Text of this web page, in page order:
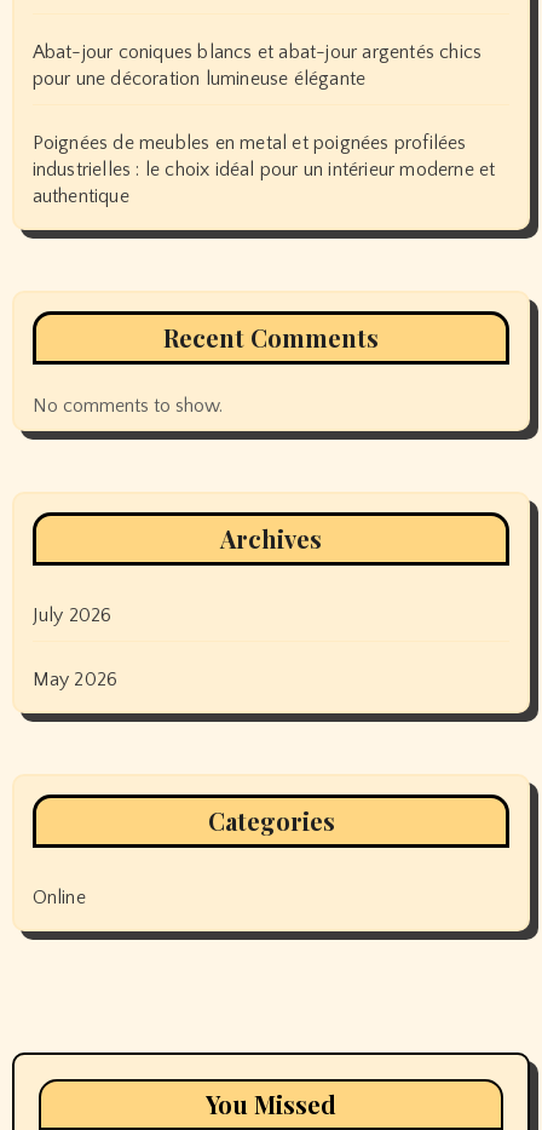
Abat-jour coniques blancs et abat-jour argentés chics
pour une décoration lumineuse élégante
Poignées de meubles en metal et poignées profilées
industrielles : le choix idéal pour un intérieur moderne et
authentique
Recent Comments
No comments to show.
Archives
July 2026
May 2026
Categories
Online
You Missed